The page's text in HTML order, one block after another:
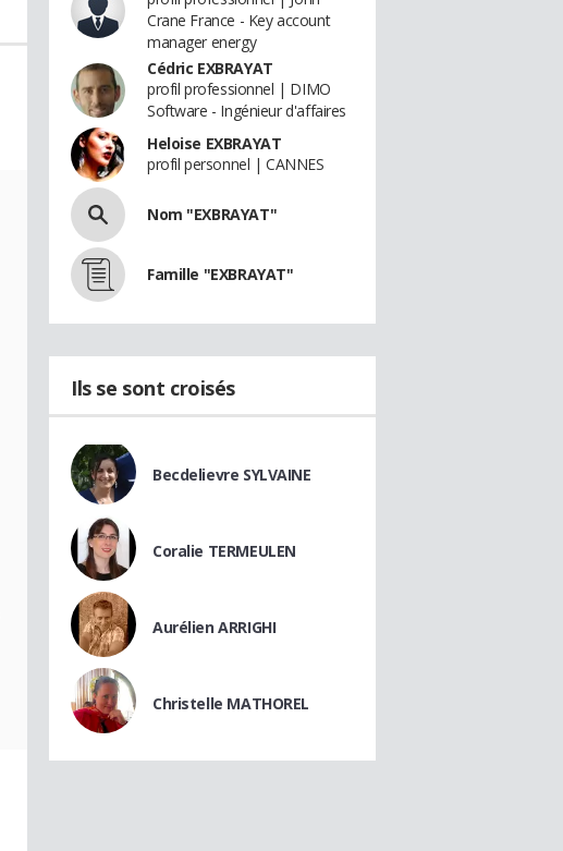
Crane France - Key account
manager energy
Cédric EXBRAYAT
profil professionnel | DIMO
Software - Ingénieur d'affaires
Heloise EXBRAYAT
profil personnel | CANNES
Nom "EXBRAYAT"
Famille "EXBRAYAT"
Ils se sont croisés
Becdelievre SYLVAINE
Coralie TERMEULEN
Aurélien ARRIGHI
Christelle MATHOREL